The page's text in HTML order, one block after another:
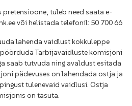
tuleb need saata e-
või helistada telefonil: 50 700 66
lahenda vaidlust kokkuleppe
Tarbijavaidluste komisjoni
saab tutvuda ning avaldust esitada
pädevuses on lahendada ostja ja
tulenevaid vaidlusi. Ostja
on tasuta.